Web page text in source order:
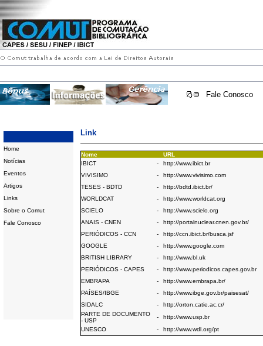
Fale Conosco
Home
Notícias
Eventos
Artigos
Links
Sobre o Comut
Fale Conosco
Link
Nome
URL
IBICT
-
http://www.ibict.br
VIVISIMO
-
http://www.vivisimo.com
TESES - BDTD
-
http://bdtd.ibict.br/
WORLDCAT
-
http://www.worldcat.org
SCIELO
-
http://www.scielo.org
ANAIS - CNEN
-
http://portalnuclear.cnen.gov.br/
PERIÓDICOS - CCN
-
http://ccn.ibict.br/busca.jsf
GOOGLE
-
http://www.google.com
BRITISH LIBRARY
-
http://www.bl.uk
PERIÓDICOS - CAPES
-
http://www.periodicos.capes.gov.br
EMBRAPA
-
http://www.embrapa.br/
PAÍSES/IBGE
-
http://www.ibge.gov.br/paisesat/
SIDALC
-
http://orton.catie.ac.cr/
PARTE DE DOCUMENTO
- USP
-
http://www.usp.br
UNESCO
- http://www.wdl.org/pt